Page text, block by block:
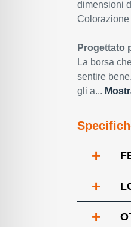
dimensioni
Progettato
La borsa
sentire
gli a...
+
+
+